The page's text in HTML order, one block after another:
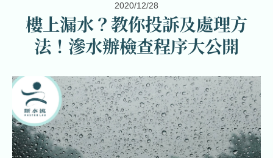
2020/12/28
樓上漏水？教你投訴及處理方
法！滲水辦檢查程序大公開